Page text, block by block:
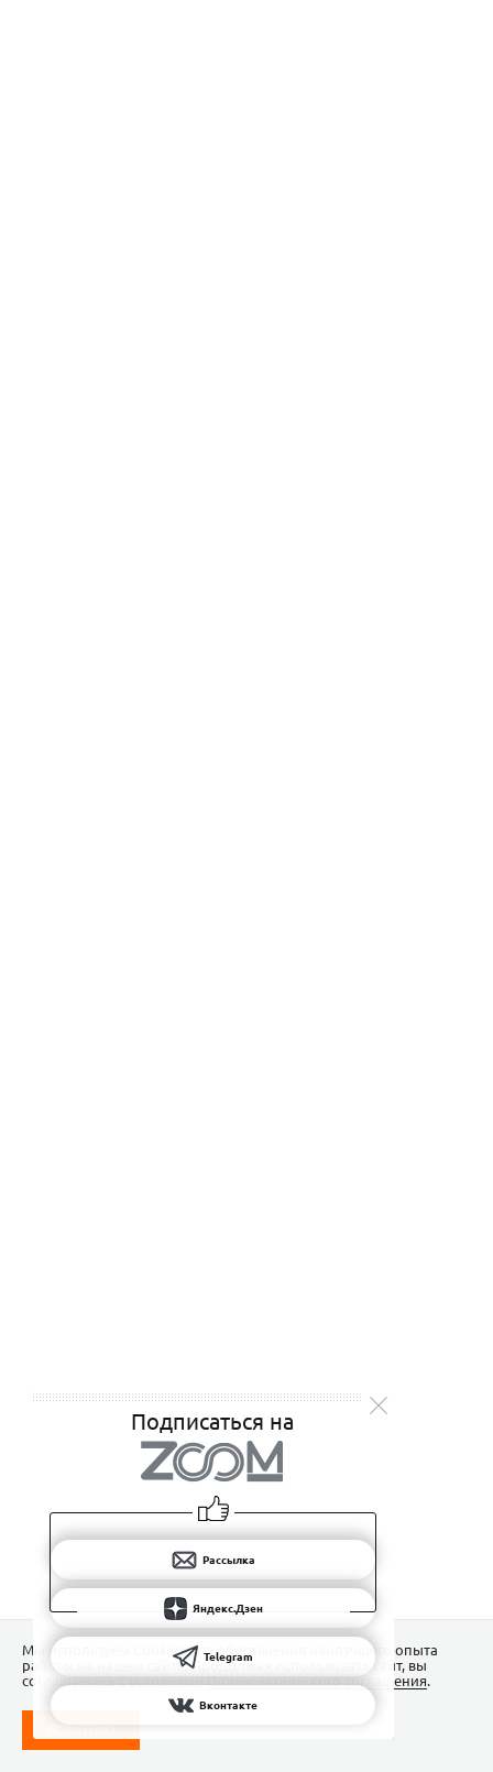
Подписаться на
Рассылка
Яндекс.Дзен
Telegram
Вконтакте
Мы используем Сookies для обеспечения наилучшего опыта
работы на нашем сайте. Продолжая использовать сайт, вы
соглашаетесь с условиямиПользовательского соглашения.
ПОНЯТНО